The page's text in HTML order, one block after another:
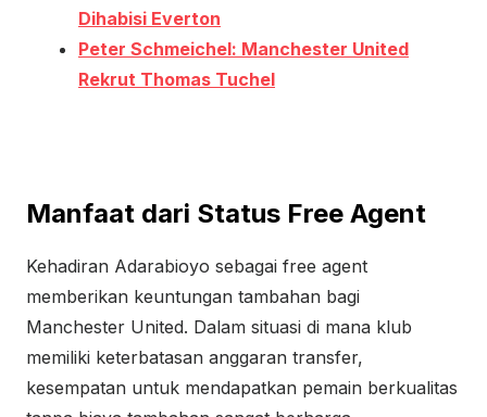
Dihabisi Everton
Peter Schmeichel: Manchester United
Rekrut Thomas Tuchel
Manfaat dari Status Free Agent
Kehadiran Adarabioyo sebagai free agent
memberikan keuntungan tambahan bagi
Manchester United. Dalam situasi di mana klub
memiliki keterbatasan anggaran transfer,
kesempatan untuk mendapatkan pemain berkualitas